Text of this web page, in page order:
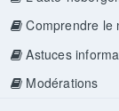
Comprendre le
Astuces
Modérations